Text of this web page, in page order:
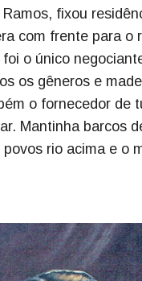
fixou
com frente para o
o único
os gêneros e
o fornecedor de
Mantinha barcos
rio acima e o